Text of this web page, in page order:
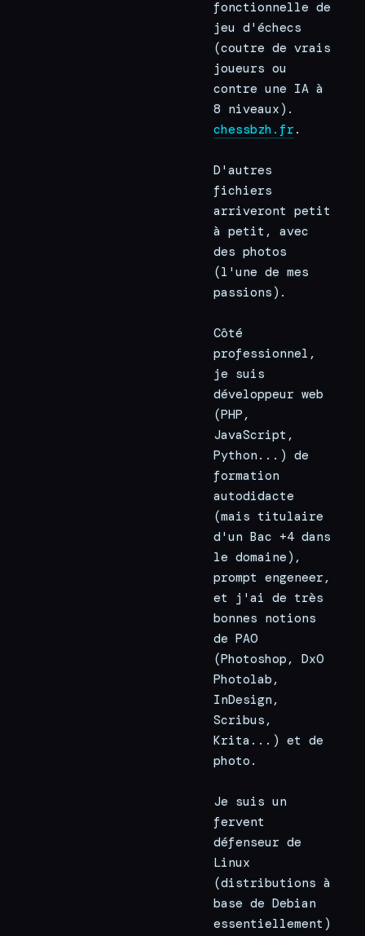
fonctionnelle de
jeu d'échecs
(coutre de vrais
joueurs ou
contre une IA à
chessbzh.fr.
D'autres
fichiers
arriveront petit
à petit, avec
des photos
(l'une de mes
passions).
Côté
professionnel,
je suis
développeur web
(PHP,
JavaScript,
Python...) de
formation
autodidacte
(mais titulaire
d'un Bac +4 dans
le domaine),
prompt engeneer,
et j'ai de très
bonnes notions
de PAO
(Photoshop, DxO
Photolab,
InDesign,
Scribus,
Krita...) et de
photo.
Je suis un
fervent
défenseur de
Linux
(distributions à
base de Debian
essentiellement)